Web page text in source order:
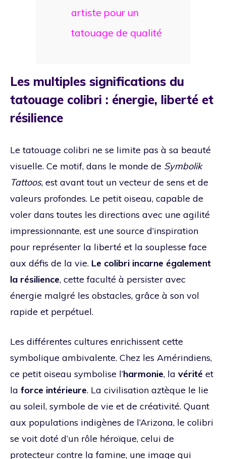
artiste pour un
tatouage de qualité
Les multiples significations du
tatouage colibri : énergie, liberté et
résilience
Le tatouage colibri ne se limite pas à sa beauté
visuelle. Ce motif, dans le monde de Symbolik
Tattoos, est avant tout un vecteur de sens et de
valeurs profondes. Le petit oiseau, capable de
voler dans toutes les directions avec une agilité
impressionnante, est une source d’inspiration
pour représenter la liberté et la souplesse face
aux défis de la vie. Le colibri incarne également
la résilience, cette faculté à persister avec
énergie malgré les obstacles, grâce à son vol
rapide et perpétuel.
Les différentes cultures enrichissent cette
symbolique ambivalente. Chez les Amérindiens,
ce petit oiseau symbolise l’harmonie, la vérité et
la force intérieure. La civilisation aztèque le lie
au soleil, symbole de vie et de créativité. Quant
aux populations indigènes de l’Arizona, le colibri
se voit doté d’un rôle héroïque, celui de
protecteur contre la famine, une image qui